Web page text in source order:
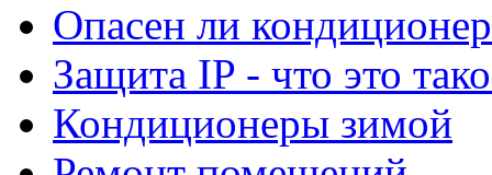
Опасен ли
Защита IP - что это
Кондиционеры зимой